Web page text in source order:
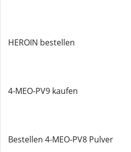
HEROIN bestellen
4-MEO-PV9 kaufen
Bestellen 4-MEO-PV8 Pulver